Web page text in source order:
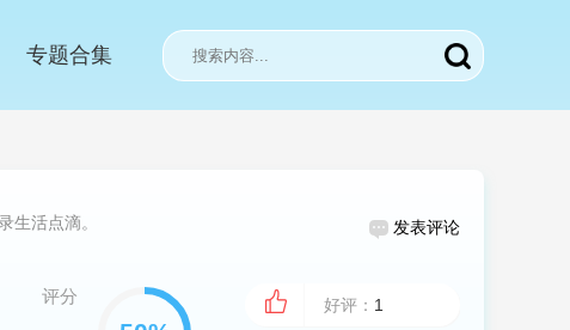
专题合集
生活点滴。 发表评论
评分 好评： 1